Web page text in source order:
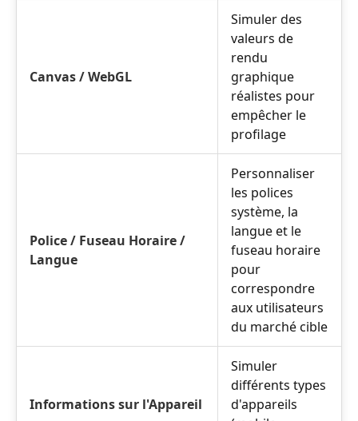
Canvas / WebGL
Simuler des
valeurs de
rendu
graphique
réalistes pour
empêcher le
profilage
Police / Fuseau Horaire /
Langue
Personnaliser
les polices
système, la
langue et le
fuseau horaire
pour
correspondre
aux utilisateurs
du marché cible
Informations sur l'Appareil
Simuler
différents types
d'appareils